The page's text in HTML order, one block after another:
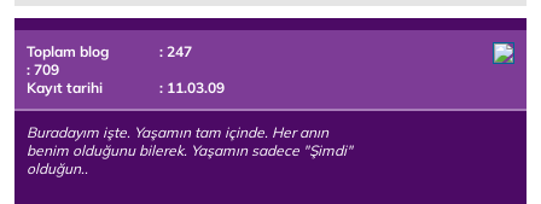
Toplam blog
: 247
: 709
Kayıt tarihi
: 11.03.09
Buradayım işte. Yaşamın tam içinde. Her anın
benim olduğunu bilerek. Yaşamın sadece "Şimdi"
olduğun..